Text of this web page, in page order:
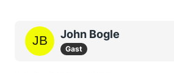
John Bogle
Gast